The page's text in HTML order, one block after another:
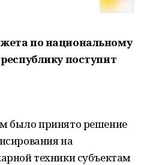
по национальному
поступит
было принято решение
на
техники субъектам